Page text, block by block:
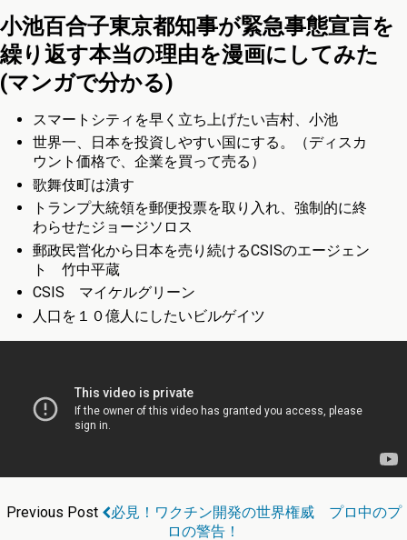
小池百合子東京都知事が緊急事態宣言を
繰り返す本当の理由を漫画にしてみた
(マンガで分かる)
スマートシティを早く立ち上げたい吉村、小池
世界一、日本を投資しやすい国にする。（ディスカ
ウント価格で、企業を買って売る）
歌舞伎町は潰す
トランプ大統領を郵便投票を取り入れ、強制的に終
わらせたジョージソロス
郵政民営化から日本を売り続けるCSISのエージェン
ト 竹中平蔵
CSIS マイケルグリーン
人口を１０億人にしたいビルゲイツ
Previous Post
必見！ワクチン開発の世界権威 プロ中のプ
ロの警告！